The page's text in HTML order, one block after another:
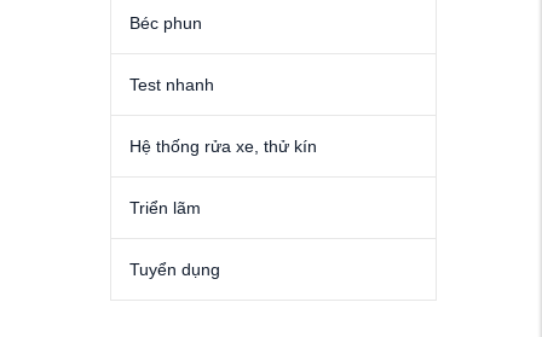
Béc phun
Test nhanh
Hệ thống rửa xe, thử kín
Triển lãm
Tuyển dụng